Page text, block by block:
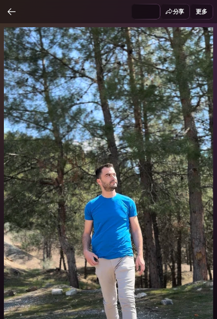
分享 更多